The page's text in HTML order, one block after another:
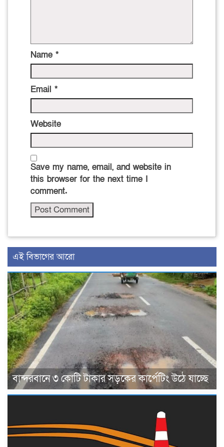
Name *
Email *
Website
Save my name, email, and website in
this browser for the next time I
comment.
এই বিভাগের আরো
বান্দরবানে ৩ কোটি টাকার সড়কের কার্পেটিং উঠে যাচ্ছে